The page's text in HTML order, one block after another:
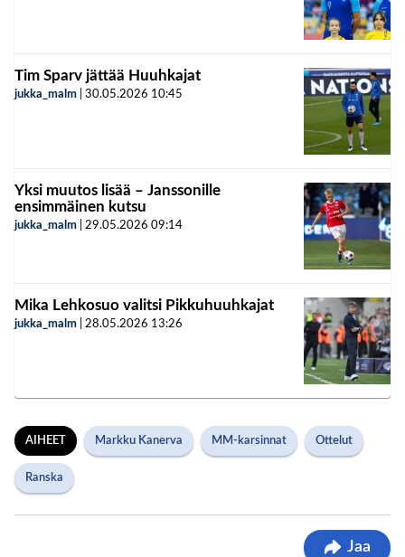
Tim Sparv jättää Huuhkajat
jukka_malm 30.05.2026 10:45
Yksi muutos lisää – Janssonille
ensimmäinen kutsu
jukka_malm 29.05.2026 09:14
Mika Lehkosuo valitsi Pikkuhuuhkajat
jukka_malm 28.05.2026 13:26
AIHEET Markku Kanerva MM-karsinnat Ottelut
Ranska
Jaa